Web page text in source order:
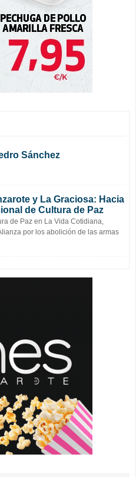
Sánchez
y La Graciosa: Hacia
de Cultura de Paz
de Paz en La Vida Cotidiana,
por los abolición de las armas